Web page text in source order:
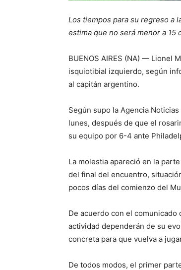
Los tiempos para su regreso a
estima que no será menor a 15
BUENOS AIRES (NA) — Lionel
isquiotibial izquierdo, según
al capitán argentino.
Según supo la Agencia
lunes, después de que el
su equipo por 6-4 ante
La molestia apareció en la
del final del encuentro,
pocos días del comienzo del
De acuerdo con el
actividad dependerán de su
concreta para que vuelva a
De todos modos, el primer